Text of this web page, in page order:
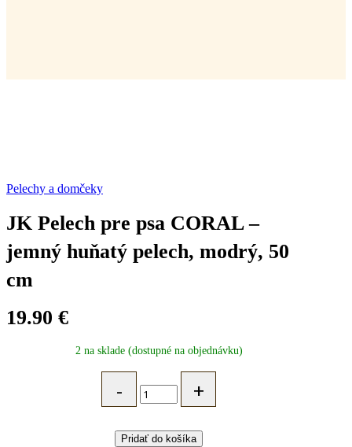
Pelechy a domčeky
JK Pelech pre psa CORAL –
jemný huňatý pelech, modrý, 50
cm
19.90 €
2 na sklade (dostupné na objednávku)
Pelech
pre
CORAL
Pridať do košíka